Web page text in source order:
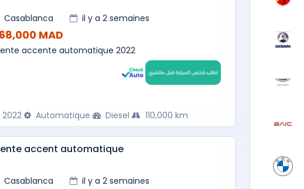
Casablanca il y a 2 semaines
MAD
accente automatique 2022
2022 Automatique Diesel 110,000 km
accent automatique
Casablanca il y a 2 semaines